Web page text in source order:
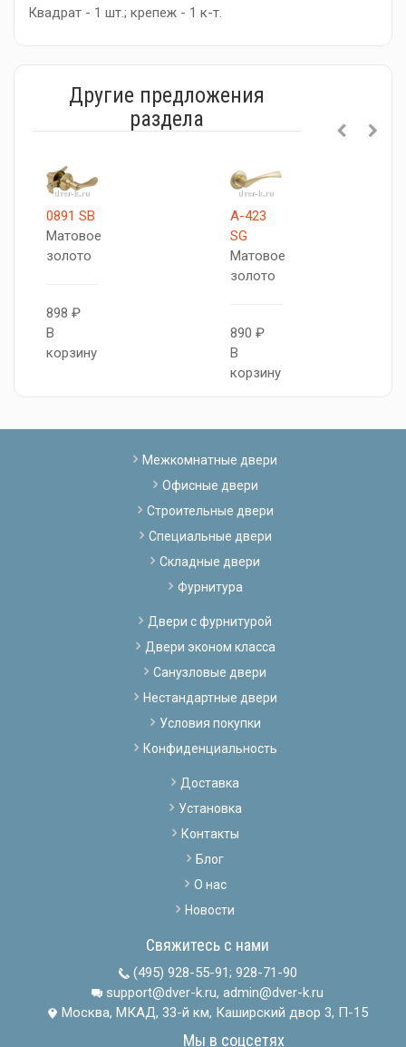
Квадрат - 1 шт.; крепеж - 1 к-т.
Другие предложения
раздела
0891 SB
Матовое
золото
898 ₽
В
корзину
A-423
SG
Матовое
золото
890 ₽
В
корзину
Межкомнатные двери
Офисные двери
Строительные двери
Специальные двери
Складные двери
Фурнитура
Двери с фурнитурой
Двери эконом класса
Санузловые двери
Нестандартные двери
Условия покупки
Конфиденциальность
Доставка
Установка
Контакты
Блог
О нас
Новости
Свяжитесь с нами
(495) 928-55-91; 928-71-90
support@dver-k.ru, admin@dver-k.ru
Москва, МКАД, 33-й км, Каширский двор 3, П-15
Мы в соцсетях